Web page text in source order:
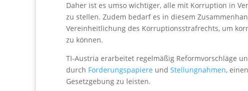
Daher ist es umso wichtiger, alle mit Korruption in
zu stellen. Zudem bedarf es in diesem
Vereinheitlichung des Korruptionsstrafrechts, um
zu können.
TI-Austria erarbeitet regelmäßig Reformvorschläge
durch Forderungspapiere und Stellungnahmen,
Gesetzgebung zu leisten.